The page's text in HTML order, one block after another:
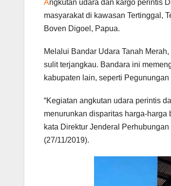
Angkutan udara dan kargo perintis
masyarakat di kawasan Tertinggal,
Boven Digoel, Papua.
Melalui Bandar Udara Tanah
sulit terjangkau. Bandara ini
kabupaten lain, seperti
“Kegiatan angkutan udara perintis
menurunkan disparitas harga-
kata Direktur Jenderal
(27/11/2019).